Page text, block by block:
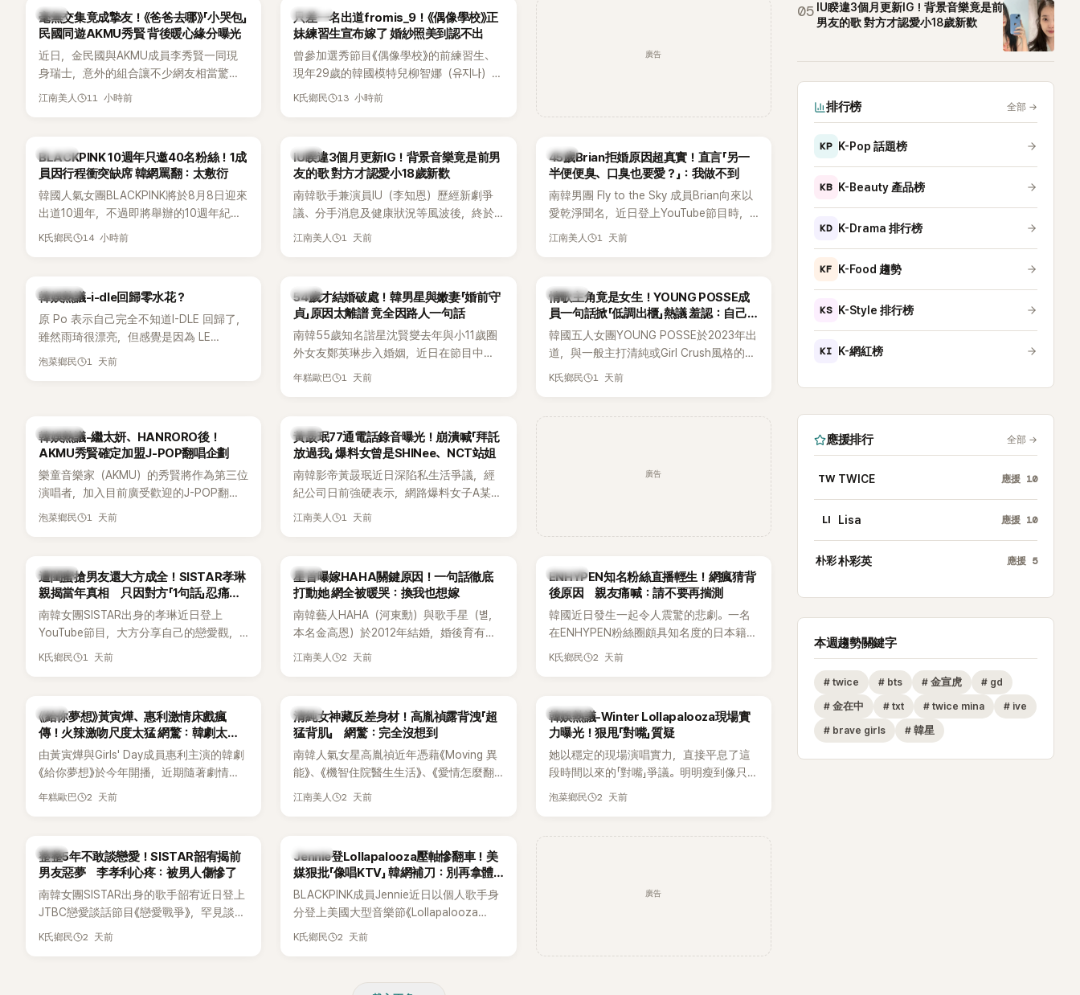
尖網友發現暗藏玄機，在韓網引發兩波討
論。
韓星
毫無交集竟成摯友！《爸爸去哪》「小哭包」
民國同遊AKMU秀賢 背後暖心緣分曝光
近日，金民國與AKMU成員李秀賢一同現
身瑞士，意外的組合讓不少網友相當驚
訝。兩人過去幾乎沒有公開交集，如今卻
江南美人 11 小時前
K-POP
只差一名出道fromis_9！《偶像學校》正
妹練習生宣布嫁了 婚紗照美到認不出
曾參加選秀節目《偶像學校》的前練習生、
現年29歲的韓國模特兒柳智娜（유지나），
近日無預警在社群平台公開一系列婚紗
K氏鄉民 13 小時前
廣告
K-POP
BLACKPINK 10週年只邀40名粉絲！1成
員因行程衝突缺席 韓網罵翻：太敷衍
韓國人氣女團BLACKPINK將於8月8日迎來
出道10週年，不過即將舉辦的10週年紀念
Meet & Greet活動，依舊無法看到四人合
絲熱議。
K氏鄉民 14 小時前
韓星
IU睽違3個月更新IG！背景音樂竟是前男
友的歌 對方才認愛小18歲新歡
南韓歌手兼演員IU（李知恩）歷經新劇爭
議、分手消息及健康狀況等風波後，終於
睽違3個月更新社群平台，一口氣曬出20
音樂，意外掀起韓網討論。
江南美人 1 天前
韓星
45歲Brian拒婚原因超真實！直言「另一
半便便臭、口臭也要愛？」：我做不到
南韓男團 Fly to the Sky 成員Brian向來以
愛乾淨聞名，近日登上YouTube節目時，
再度談到自己的婚姻觀，直言無法理解「連
江南美人 1 天前
熱議討論
韓娛熱議-i-dle回歸零水花？
原 Po 表示自己完全不知道I-DLE 回歸了，
雖然雨琦很漂亮，但感覺是因為 LE
SSERAFIM 和 aespa 佔據了市場。
泡菜鄉民 1 天前
韓星
54歲才結婚破處！韓男星與嫩妻「婚前守
貞」原因太離譜 竟全因路人一句話
南韓55歲知名諧星沈賢燮去年與小11歲圈
外女友鄭英琳步入婚姻，近日在節目中分
享與妻子的戀愛故事，笑稱兩人原本想享
前一直堅守「婚前守貞」的原因之一。
年糕歐巴 1 天前
K-POP
情歌主角竟是女生！YOUNG POSSE成
員一句話掀「低調出櫃」熱議 羞認：自己
都不敢聽
韓國五人女團YOUNG POSSE於2023年出
道，與一般主打清純或Girl Crush風格的女
團不同，她們以濃厚的Hip-Hop元素、自
識度的新生代代表之一。
K氏鄉民 1 天前
熱議討論
韓娛熱議-繼太妍、HANRORO後！
AKMU秀賢確定加盟J-POP翻唱企劃
樂童音樂家（AKMU）的秀賢將作為第三位
演唱者，加入目前廣受歡迎的J-POP翻唱
企劃。繼太妍和Hanroro之後，秀賢已獲
泡菜鄉民 1 天前
韓星
黃晸珉77通電話錄音曝光！崩潰喊「拜託
放過我」 爆料女曾是SHINee、NCT站姐
南韓影帝黃晸珉近日深陷私生活爭議，經
紀公司日前強硬表示，網路爆料女子A某涉
嫌長期跟蹤黃晸珉，已正式採取法律行
的單方面騷擾。如今，韓媒《Dispatch》再
曝光雙方77通電話的錄音內容，而A也首
度承認自己過去曾是SHINee、NCT等偶像
團體的「站姐」，事件持續延燒。
江南美人 1 天前
廣告
K-POP
遭閨蜜搶男友還大方成全！SISTAR孝琳
親揭當年真相 只因對方「1句話」忍痛放
手
南韓女團SISTAR出身的孝琳近日登上
YouTube節目，大方分享自己的戀愛觀，
更首度坦承過去曾遭最好的朋友搶走男
K氏鄉民 1 天前
韓星
星首曝嫁HAHA關鍵原因！一句話徹底
打動她 網全被暖哭：換我也想嫁
南韓藝人HAHA（河東勳）與歌手星（별，
本名金高恩）於2012年結婚，婚後育有兩
子一女，一家五口生活幸福美滿，也是韓
步入婚姻的最大理由。
江南美人 2 天前
K-POP
ENHYPEN知名粉絲直播輕生！網瘋猜背
後原因 親友痛喊：請不要再揣測
韓國近日發生一起令人震驚的悲劇。一名
在ENHYPEN粉絲圈頗具知名度的日本籍女
粉絲，日前在TikTok直播期間輕生，最終
止揣測，盼逝者安息。
K氏鄉民 2 天前
韓劇
《給你夢想》黃寅燁、惠利激情床戲瘋
傳！火辣激吻尺度太猛 網驚：韓劇太敢
拍
由黃寅燁與Girls' Day成員惠利主演的韓劇
《給你夢想》於今年開播，近期隨著劇情進
入高潮，男女主角的感情線快速升溫。最
年糕歐巴 2 天前
韓星
清純女神藏反差身材！高胤禎露背洩「超
猛背肌」 網驚：完全沒想到
南韓人氣女星高胤禎近年憑藉《Moving 異
能》、《機智住院醫生生活》、《愛情怎麼翻
譯？》、《努力克服自卑的我們》等多部熱門
近況照意外掀起熱議，不是因為仙氣十足
的美貌，而是藏在纖細身材下的超狂背肌
與肩膀線條，反差感十足，讓不少網友看
傻直呼：「原來她身材這麼猛！」
江南美人 2 天前
熱議討論
韓娛熱議-Winter Lollapalooza現場實
力曝光！狠甩「對嘴」質疑
她以穩定的現場演唱實力，直接平息了這
段時間以來的「對嘴」爭議。明明瘦到像只剩
骨頭，怎麼還能唱出這麼驚人的爆發力和
泡菜鄉民 2 天前
韓星
整整5年不敢談戀愛！SISTAR韶宥揭前
男友惡夢 李孝利心疼：被男人傷慘了
南韓女團SISTAR出身的歌手韶宥近日登上
JTBC戀愛談話節目《戀愛戰爭》，罕見談及
自己的感情生活，不僅坦言已經整整5年沒
K氏鄉民 2 天前
K-POP
Jennie登Lollapalooza壓軸慘翻車！美
媒狠批「像唱KTV」 韓網補刀：別再拿體
力當藉口
BLACKPINK成員Jennie近日以個人歌手身
分登上美國大型音樂節《Lollapalooza
Chicago》主舞台，不僅成為首位擔任該音
K氏鄉民 2 天前
廣告
05 IU睽違3個月更新IG！背景音樂竟是前
男友的歌 對方才認愛小18歲新歡
排行榜 全部 →
KP K-Pop 話題榜
KB K-Beauty 產品榜
KD K-Drama 排行榜
KF K-Food 趨勢
KS K-Style 排行榜
KI K-網紅榜
應援排行 全部 →
TW TWICE 應援 10
LI Lisa 應援 10
朴彩朴彩英 應援 5
本週趨勢關鍵字
# twice # bts # 金宣虎 # gd
# 金在中 # txt # twice mina # ive
# brave girls # 韓星